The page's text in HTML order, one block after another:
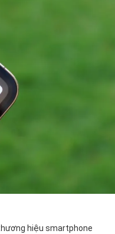
hiệu smartphone